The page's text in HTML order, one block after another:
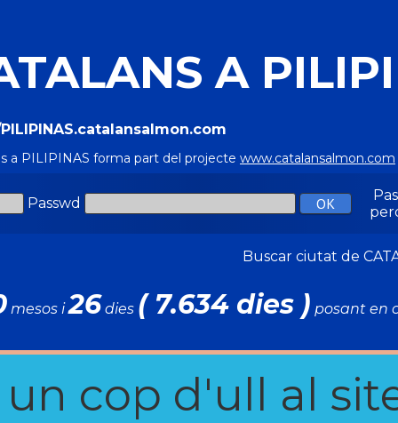
A
a PILIPINAS forma part del projecte www.catalansalmon.com
Passwd
Buscar ciutat de
mesos i26dies ( 7.634 dies ) posant en
cop d'ull al